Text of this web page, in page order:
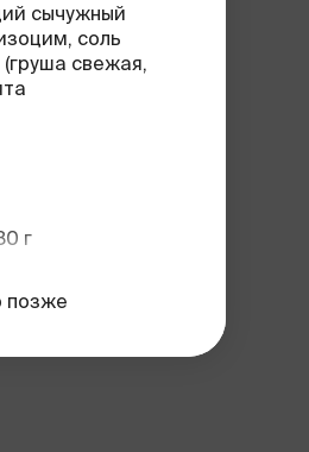
сычужный
соль
свежая,
г
позже